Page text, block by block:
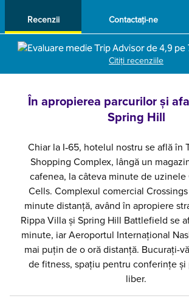
Recenzii Contactaţi-ne
Citiți recenziile
În apropierea parcurilor și
Spring Hill
Chiar la I‐65, hotelul nostru se află în
Shopping Complex, lângă un
cafenea, la câteva minute de uzinele
Cells. Complexul comercial
minute distanță, având în apropiere
Rippa Villa și Spring Hill Battlefield se
minute, iar Aeroportul Internațional
mai puțin de o oră distanță. Bucurați-
de fitness, spațiu pentru conferințe și
liber.